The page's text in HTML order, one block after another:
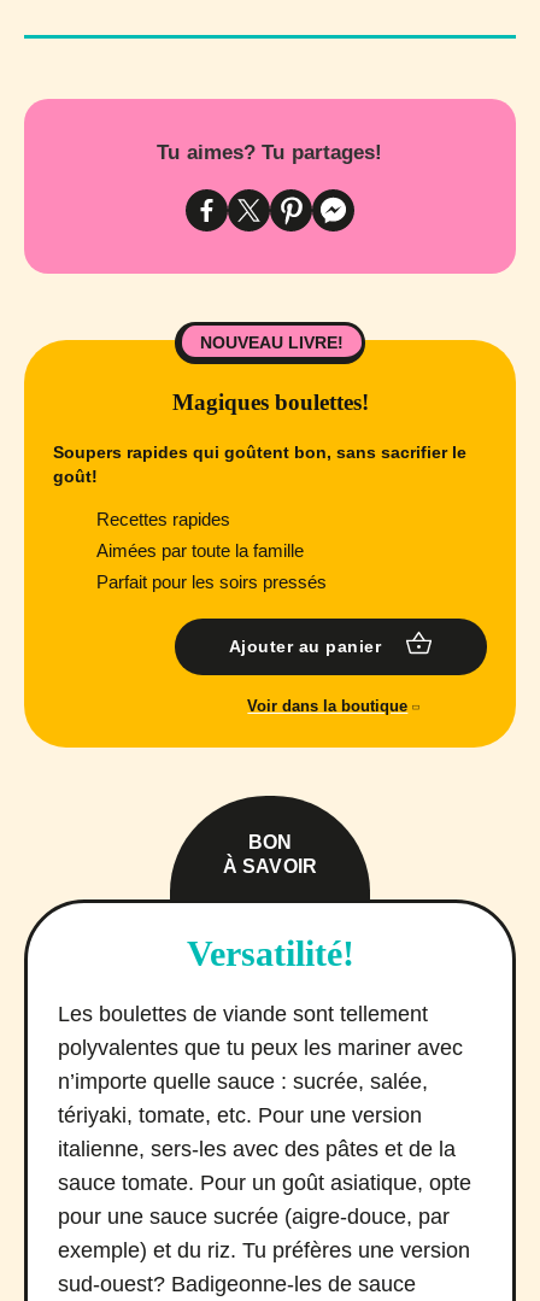
Tu aimes? Tu partages!
NOUVEAU LIVRE!
Magiques boulettes!
Soupers rapides qui goûtent bon, sans sacrifier le
goût!
Recettes rapides
Aimées par toute la famille
Parfait pour les soirs pressés
Ajouter au panier
Voir dans la boutique
BON
À SAVOIR
Versatilité!
Les boulettes de viande sont tellement
polyvalentes que tu peux les mariner avec
n’importe quelle sauce : sucrée, salée,
tériyaki, tomate, etc. Pour une version
italienne, sers-les avec des pâtes et de la
sauce tomate. Pour un goût asiatique, opte
pour une sauce sucrée (aigre-douce, par
exemple) et du riz. Tu préfères une version
sud-ouest? Badigeonne-les de sauce